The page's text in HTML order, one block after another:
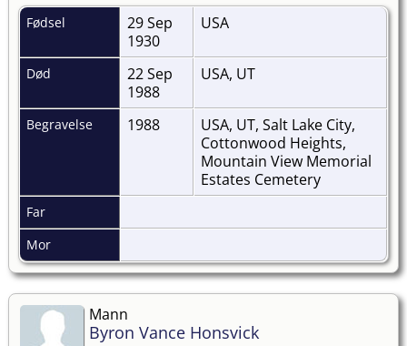
Fødsel
29 Sep
1930
USA
Død
22 Sep
1988
USA, UT
Begravelse 1988
USA, UT, Salt Lake City,
Cottonwood Heights,
Mountain View Memorial
Estates Cemetery
Far
Mor
Mann
Byron Vance Honsvick